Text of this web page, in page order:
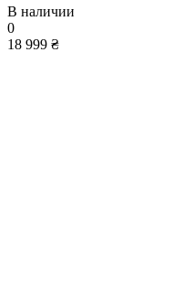
В наличии
0
18 999 ₴